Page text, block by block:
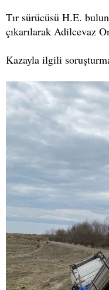
Tır sürücüsü H.E.
çıkarılarak Adilcevaz
Kazayla ilgili